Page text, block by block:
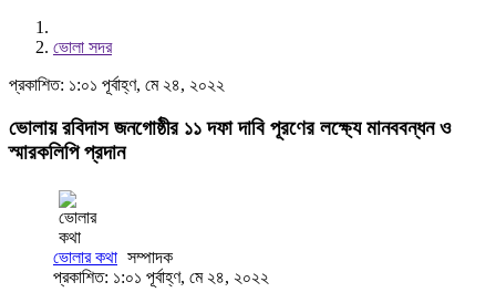
ভোলা সদর
প্রকাশিত: ১:০১ পূর্বাহ্ণ, মে ২৪, ২০২২
ভোলায় রবিদাস জনগোষ্ঠীর ১১ দফা দাবি পূরণের লক্ষ্যে মানববন্ধন ও
স্মারকলিপি প্রদান
ভোলার কথা সম্পাদক
প্রকাশিত: ১:০১ পূর্বাহ্ণ, মে ২৪, ২০২২